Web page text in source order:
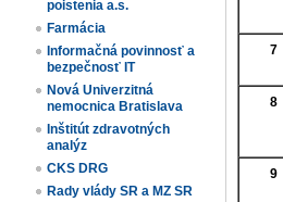
poistenia a.s.
Farmácia
Informačná povinnosť a
bezpečnosť IT
Nová Univerzitná
nemocnica Bratislava
Inštitút zdravotných
analýz
CKS DRG
Rady vlády SR a MZ SR
7
8
9